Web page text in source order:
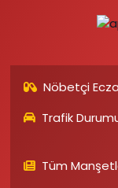
Nöbetçi
Trafik
Tüm